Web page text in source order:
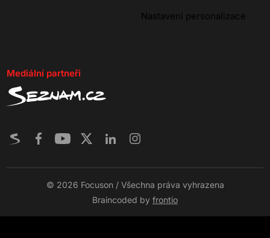
Nastavení personalizace
Mediální partneři
© 2026 Focuson / Všechna práva vyhrazena
Braincoded by frontio